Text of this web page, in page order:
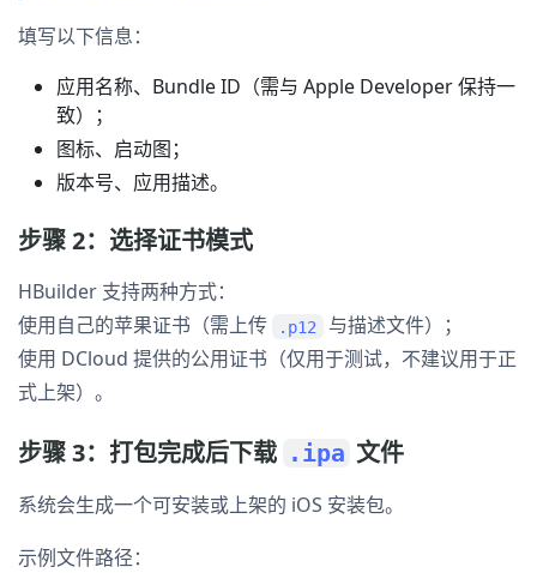
填写以下信息：
应用名称、Bundle ID（需与 Apple Developer 保持一
致）；
图标、启动图；
版本号、应用描述。
步骤 2：选择证书模式
HBuilder 支持两种方式：
使用自己的苹果证书（需上传
.p12
与描述文件）；
使用 DCloud 提供的公用证书（仅用于测试，不建议用于正
式上架）。
步骤 3：打包完成后下载 .ipa 文件
系统会生成一个可安装或上架的 iOS 安装包。
示例文件路径：